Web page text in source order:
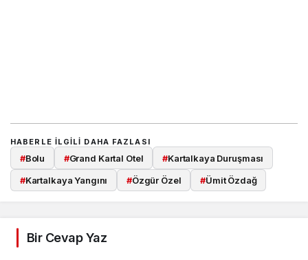
HABERLE ILGILI DAHA FAZLASI
#Bolu #Grand Kartal Otel #Kartalkaya Duruşması
#Kartalkaya Yangını #Özgür Özel #Ümit Özdağ
Bir Cevap Yaz